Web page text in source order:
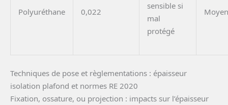
Polyuréthane 0,022
sensible si
mal
protégé
Techniques de pose et règlementations : épaisseur
isolation plafond et normes RE 2020
Fixation, ossature, ou projection : impacts sur l’épaisseur